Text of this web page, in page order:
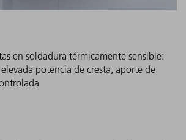
en soldadura térmicamente sensible:
potencia de cresta, aporte de